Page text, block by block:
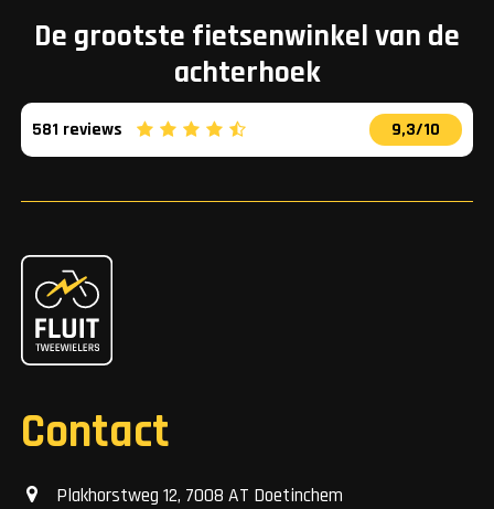
De grootste fietsenwinkel van de
achterhoek
581 reviews 9,3/10
Contact
Plakhorstweg 12, 7008 AT Doetinchem